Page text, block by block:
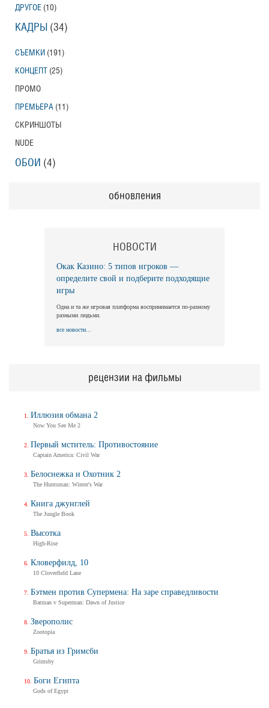
ДРУГОЕ (10)
КАДРЫ (34)
СЪЕМКИ (191)
КОНЦЕПТ (25)
ПРОМО
ПРЕМЬЕРА (11)
СКРИНШОТЫ
NUDE
ОБОИ (4)
обновления
НОВОСТИ
Окак Казино: 5 типов игроков —
определите свой и подберите подходящие
игры
Одна и та же игровая платформа воспринимается по-разному
разными людьми.
все новости...
рецензии на фильмы
Иллюзия обмана 2
Now You See Me 2
Первый мститель: Противостояние
Captain America: Civil War
Белоснежка и Охотник 2
The Huntsman: Winter's War
Книга джунглей
The Jungle Book
Высотка
High-Rise
Кловерфилд, 10
10 Cloverfield Lane
Бэтмен против Супермена: На заре справедливости
Batman v Superman: Dawn of Justice
Зверополис
Zootopia
Братья из Гримсби
Grimsby
Боги Египта
Gods of Egypt